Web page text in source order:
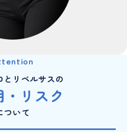
とリベルサスの
リスク
ついて